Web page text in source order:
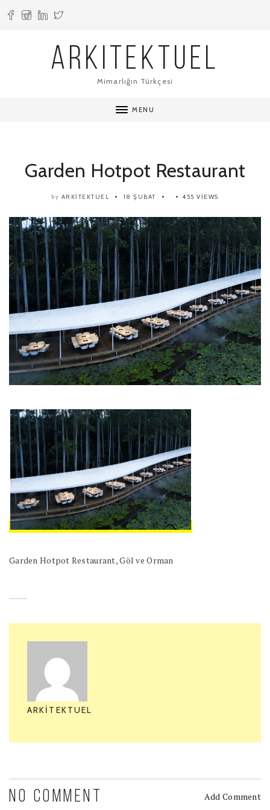
ARKITEKTUEL
Mimarlığın Türkçesi
MENU
Garden Hotpot Restaurant
by ARKITEKTUEL 18 ŞUBAT 455 VIEWS
Garden Hotpot Restaurant, Göl ve Orman
ARKITEKTUEL
NO COMMENT Add Comment